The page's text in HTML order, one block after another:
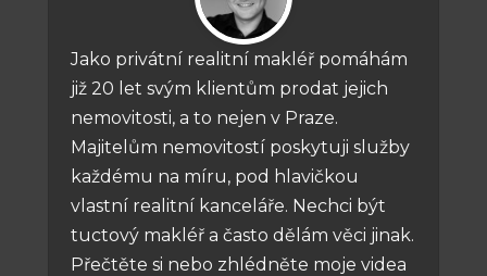
Jako privátní realitní makléř pomáhám
již 20 let svým klientům prodat jejich
nemovitosti, a to nejen v Praze.
Majitelům nemovitostí poskytuji služby
každému na míru, pod hlavičkou
vlastní realitní kanceláře. Nechci být
tuctový makléř a často dělám věci jinak.
Přečtěte si nebo zhlédněte moje videa